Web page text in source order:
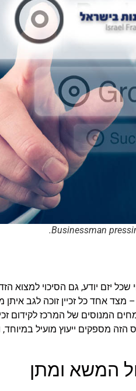
Businessman
יזם יודע, גם הסיכוי למצוא
– מצד אחד כל זכיין זוכה לגב
המנוסים של המרכז לקידום
הזה מספקים ייעוץ מועיל
המשא ומתן